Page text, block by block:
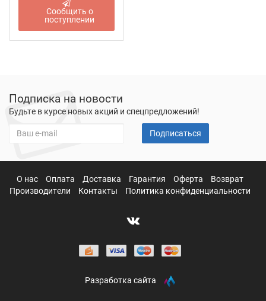
Сообщить о
поступлении
Подписка на новости
Будьте в курсе новых акций и спецпредложений!
Подписаться
О нас Оплата Доставка Гарантия Оферта
Возврат
Производители
Контакты Политика конфиденциальности
Разработка сайта